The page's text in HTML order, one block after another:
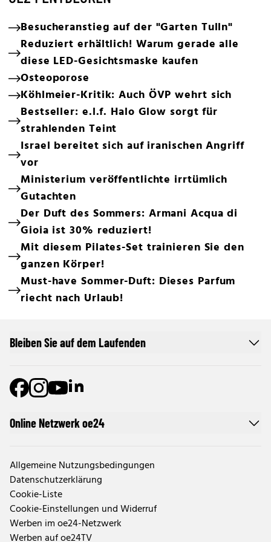
Besucheranstieg auf der "Garten Tulln"
Reduziert erhältlich! Warum gerade alle
diese LED-Gesichtsmaske kaufen
Osteoporose
Köhlmeier-Kritik: Auch ÖVP wehrt sich
Bestseller: e.l.f. Halo Glow sorgt für
strahlenden Teint
Israel bereitet sich auf iranischen Angriff
vor
Ministerium veröffentlichte irrtümlich
Gutachten
Der Duft des Sommers: Armani Acqua di
Gioia ist 30% reduziert!
Mit diesem Pilates-Set trainieren Sie den
ganzen Körper!
Must-have Sommer-Duft: Dieses Parfum
riecht nach Urlaub!
Online Netzwerk oe24
Allgemeine Nutzungsbedingungen
Datenschutzerklärung
Cookie-Liste
Cookie-Einstellungen und Widerruf
Werben im oe24-Netzwerk
Werben auf oe24TV
Bleiben Sie auf dem Laufenden